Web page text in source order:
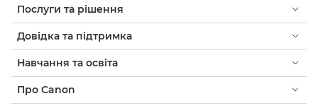
Послуги та рішення
Довідка та підтримка
Навчання та освіта
Про Canon